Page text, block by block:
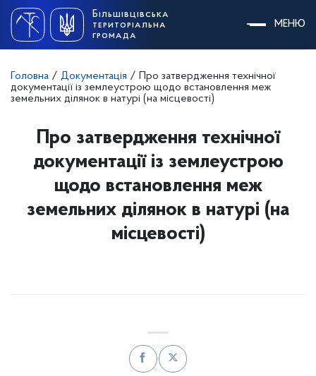
content
Більшівцівська
територіальна
громада
МЕНЮ
Головна / Документація /
Про затвердження технічної
документації із землеустрою щодо встановлення меж
земельних ділянок в натурі (на місцевості)
Про затвердження технічної
документації із землеустрою
щодо встановлення меж
земельних ділянок в натурі (на
місцевості)